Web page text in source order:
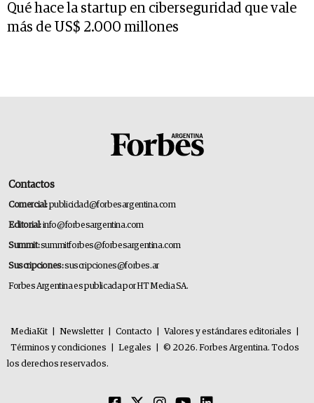
Qué hace la startup en ciberseguridad que vale
más de US$ 2.000 millones
Contactos
Comercial:publicidad@forbesargentina.com
Editorial:info@forbesargentina.com
Summit:summitforbes@forbesargentina.com
Suscripciones:suscripciones@forbes.ar
Forbes Argentina es publicada por HT Media SA.
MediaKit Newsletter Contacto Valores y estándares editoriales
Términos y condiciones
Legales
© 2026. Forbes Argentina. Todos
los derechos reservados.